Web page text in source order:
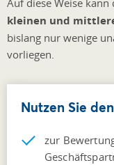
Auf diese Weise kann
kleinen und
bislang nur wenige
vorliegen.
Nutzen Sie
zur